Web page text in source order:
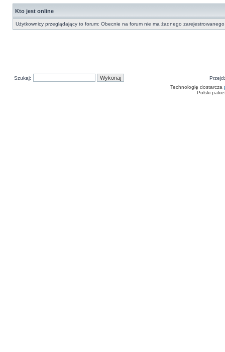
Kto jest online
Użytkownicy przeglądający to forum: Obecnie na forum nie ma żadnego
Szukaj:
Technologię dostarcza
Polski